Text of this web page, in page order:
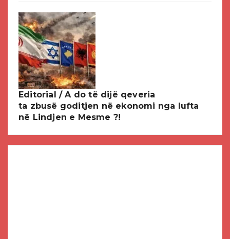
Editorial / A do të dijë qeveria
ta zbusë goditjen në ekonomi nga lufta
në Lindjen e Mesme ?!